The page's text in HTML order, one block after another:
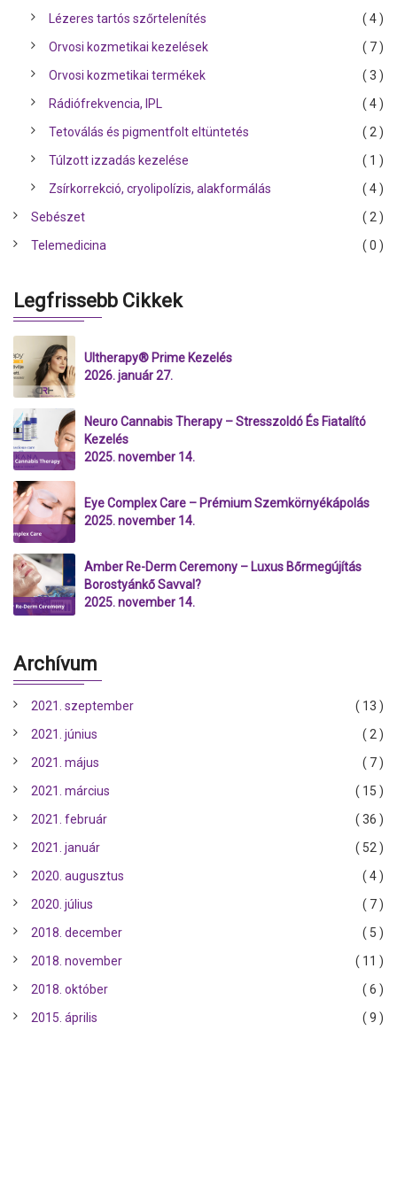
Lézeres tartós szőrtelenítés
( 4 )
Orvosi kozmetikai kezelések
( 7 )
Orvosi kozmetikai termékek
( 3 )
Rádiófrekvencia, IPL
( 4 )
Tetoválás és pigmentfolt eltüntetés
( 2 )
Túlzott izzadás kezelése
( 1 )
Zsírkorrekció, cryolipolízis, alakformálás
( 4 )
Sebészet
( 2 )
Telemedicina
( 0 )
Legfrissebb Cikkek
Ultherapy® Prime Kezelés
2026. január 27.
Neuro Cannabis Therapy – Stresszoldó És Fiatalító
Kezelés
2025. november 14.
Eye Complex Care – Prémium Szemkörnyékápolás
2025. november 14.
Amber Re-Derm Ceremony – Luxus Bőrmegújítás
Borostyánkő Savval?
2025. november 14.
Archívum
2021. szeptember
( 13 )
2021. június
( 2 )
2021. május
( 7 )
2021. március
( 15 )
2021. február
( 36 )
2021. január
( 52 )
2020. augusztus
( 4 )
2020. július
( 7 )
2018. december
( 5 )
2018. november
( 11 )
2018. október
( 6 )
2015. április
( 9 )